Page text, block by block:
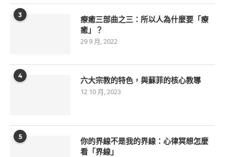
3
療癒三部曲之三：所以人為什麼要「療
癒」？
29 9 月, 2022
4 六大宗教的特色，與蘇菲的核心教導
12 10 月, 2023
5
你的界線不是我的界線：心律冥想怎麼
看「界線」